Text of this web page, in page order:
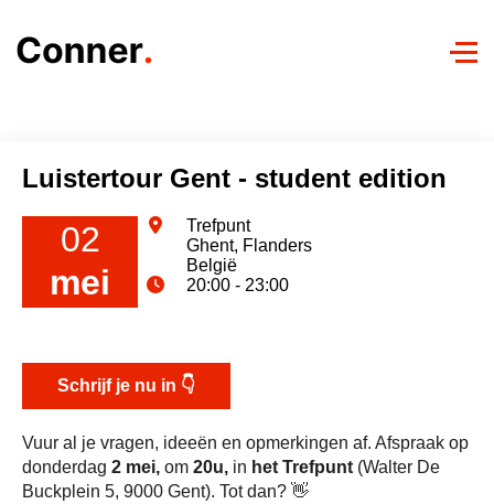
Luistertour Gent - student edition
02
mei
Trefpunt
Ghent, Flanders
België
20:00 - 23:00
Schrijf je nu in 👇
Vuur al je vragen, ideeën en opmerkingen af. Afspraak op
donderdag 2 mei, om 20u, in het Trefpunt (Walter De
Buckplein 5, 9000 Gent). Tot dan? 👋